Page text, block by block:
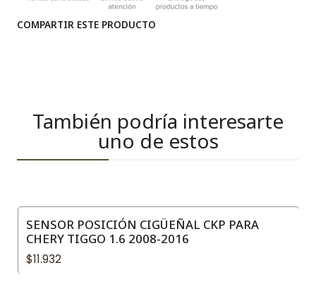
COMPARTIR ESTE PRODUCTO
También podría interesarte
uno de estos
SENSOR POSICIÓN CIGÜEÑAL CKP PARA
CHERY TIGGO 1.6 2008-2016
$11.932